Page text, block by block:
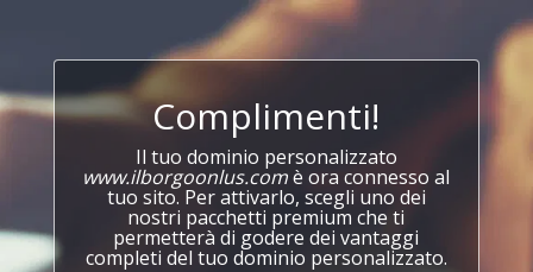
Complimenti!
Il tuo dominio personalizzato
www.ilborgoonlus.comè ora connesso al
tuo sito. Per attivarlo, scegli uno dei
nostri pacchetti premium che ti
permetterà di godere dei vantaggi
completi del tuo dominio personalizzato.